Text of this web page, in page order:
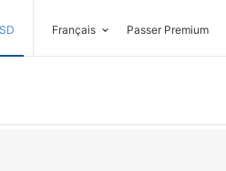
Français Passer Premium